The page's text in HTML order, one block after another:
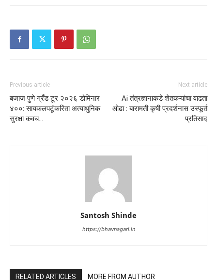
Previous article
बजाज पुणे ग्रँड टूर २०२६ डोमिनार
४००: सायकलपटूंकरिता अत्याधुनिक
सुरक्षा कवच…
Next article
Ai तंत्रज्ञानाकडे शेतकऱ्यांचा वाढता
ओढा : बारामती कृषी प्रदर्शनास उस्फूर्त
प्रतिसाद
Santosh Shinde
https://bhavnagari.in
RELATED ARTICLES MORE FROM AUTHOR